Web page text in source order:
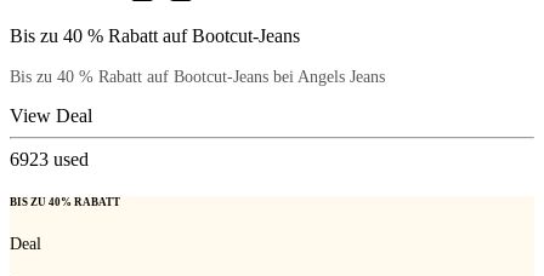
Bis zu 40 % Rabatt auf Bootcut-Jeans
Bis zu 40 % Rabatt auf Bootcut-Jeans bei Angels Jeans
View Deal
6923 used
BIS ZU 40% RABATT
Deal